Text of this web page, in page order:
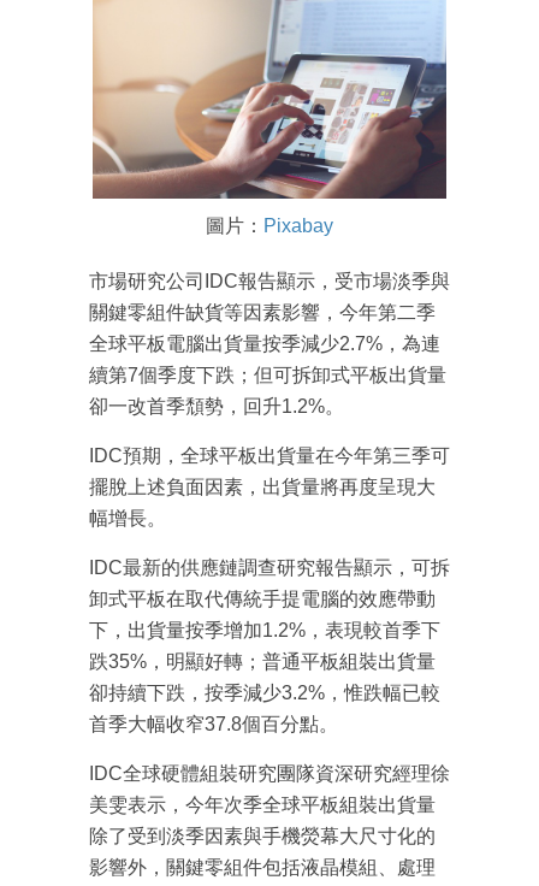
圖片： Pixabay
市場研究公司IDC報告顯示，受市場淡季與
關鍵零組件缺貨等因素影響，今年第二季
全球平板電腦出貨量按季減少2.7%，為連
續第7個季度下跌；但可拆卸式平板出貨量
卻一改首季頹勢，回升1.2%。
IDC預期，全球平板出貨量在今年第三季可
擺脫上述負面因素，出貨量將再度呈現大
幅增長。
IDC最新的供應鏈調查研究報告顯示，可拆
卸式平板在取代傳統手提電腦的效應帶動
下，出貨量按季增加1.2%，表現較首季下
跌35%，明顯好轉；普通平板組裝出貨量
卻持續下跌，按季減少3.2%，惟跌幅已較
首季大幅收窄37.8個百分點。
IDC全球硬體組裝研究團隊資深研究經理徐
美雯表示，今年次季全球平板組裝出貨量
除了受到淡季因素與手機熒幕大尺寸化的
影響外，關鍵零組件包括液晶模組、處理